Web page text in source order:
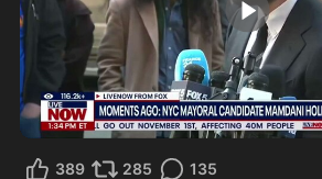
389 285 135